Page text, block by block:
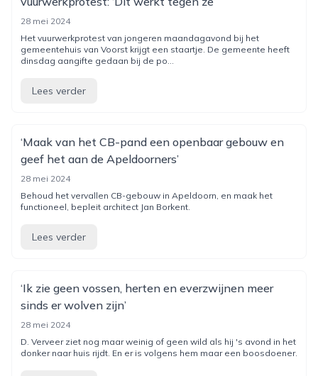
28 mei 2024
Het vuurwerkprotest van jongeren maandagavond bij het
gemeentehuis van Voorst krijgt een staartje. De gemeente heeft
dinsdag aangifte gedaan bij de po...
Lees verder
‘Maak van het CB-pand een openbaar gebouw en
geef het aan de Apeldoorners’
28 mei 2024
Behoud het vervallen CB-gebouw in Apeldoorn, en maak het
functioneel, bepleit architect Jan Borkent.
Lees verder
‘Ik zie geen vossen, herten en everzwijnen meer
sinds er wolven zijn’
28 mei 2024
D. Verveer ziet nog maar weinig of geen wild als hij 's avond in het
donker naar huis rijdt. En er is volgens hem maar een boosdoener.